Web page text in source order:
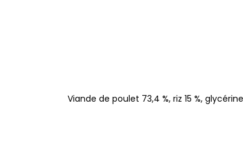
Viande de poulet 73,4 %, riz 15 %,